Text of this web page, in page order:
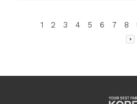
1 2 3 4 5 6 7 8